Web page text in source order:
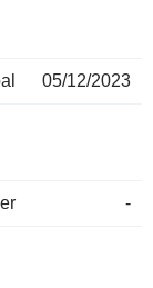
05/12/2023
-